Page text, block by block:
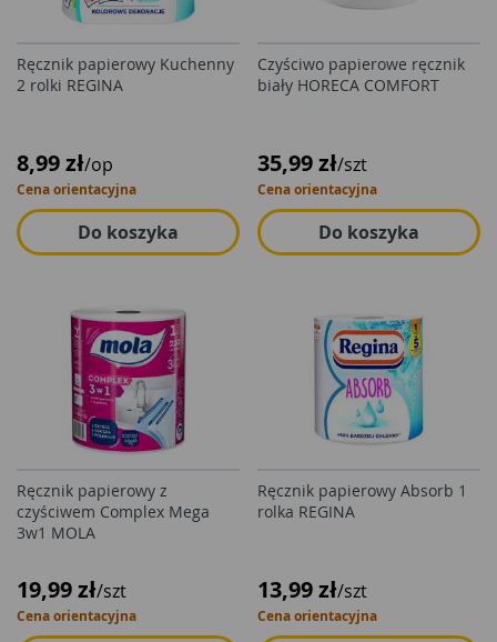
Ręcznik papierowy Kuchenny
2 rolki REGINA
8,99 zł/op
Cena orientacyjna
Do koszyka
Czyściwo papierowe ręcznik
biały HORECA COMFORT
35,99 zł/szt
Cena orientacyjna
Do koszyka
Ręcznik papierowy z
czyściwem Complex Mega
3w1 MOLA
19,99 zł/szt
Cena orientacyjna
Ręcznik papierowy Absorb 1
rolka REGINA
13,99 zł/szt
Cena orientacyjna